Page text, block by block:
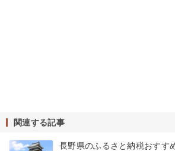
関連する記事
長野県のふるさと納税おすす